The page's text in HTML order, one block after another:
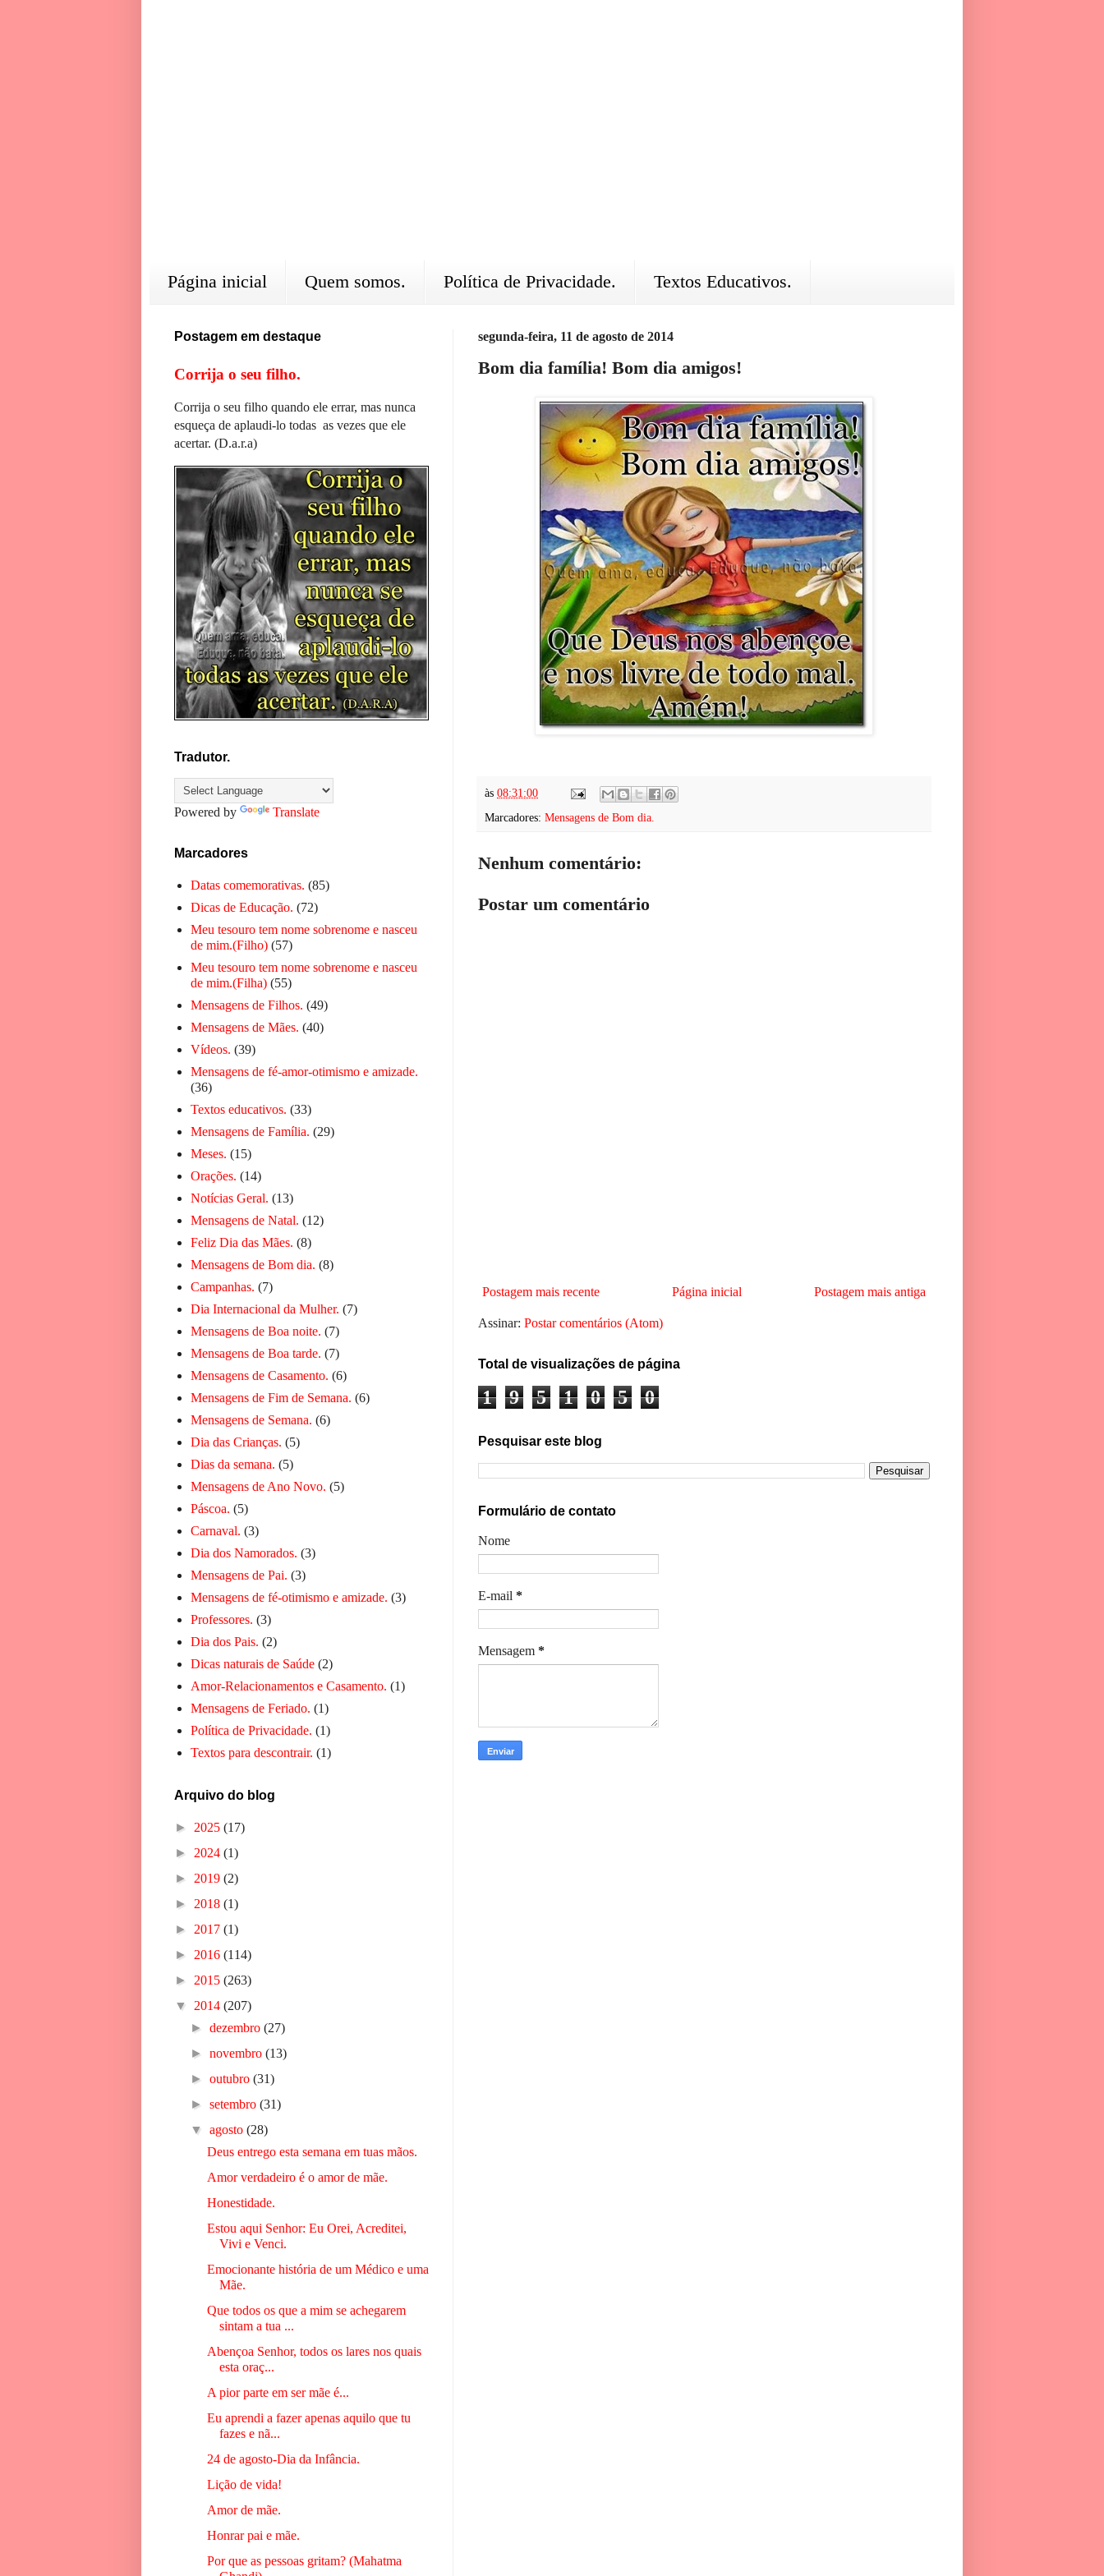
Página inicial Quem somos. Política de Privacidade. Textos Educativos.
segunda-feira, 11 de agosto de 2014
Bom dia família! Bom dia amigos!
às 08:31:00
Marcadores: Mensagens de Bom dia.
Nenhum comentário:
Postar um comentário
Postagem mais recente Postagem mais antiga
Página inicial
Assinar: Postar comentários (Atom)
Total de visualizações de página
1 9 5 1 0 5 0
Pesquisar este blog
Formulário de contato
Nome
E-mail *
Mensagem *
Postagem em destaque
Corrija o seu filho.
Corrija o seu filho quando ele errar, mas nunca
esqueça de aplaudi-lo todas as vezes que ele
acertar. (D.a.r.a)
Tradutor.
Powered by Translate
Marcadores
Datas comemorativas. (85)
Dicas de Educação. (72)
Meu tesouro tem nome sobrenome e nasceu
de mim.(Filho) (57)
Meu tesouro tem nome sobrenome e nasceu
de mim.(Filha) (55)
Mensagens de Filhos. (49)
Mensagens de Mães. (40)
Vídeos. (39)
Mensagens de fé-amor-otimismo e amizade.
(36)
Textos educativos. (33)
Mensagens de Família. (29)
Meses. (15)
Orações. (14)
Notícias Geral. (13)
Mensagens de Natal. (12)
Feliz Dia das Mães. (8)
Mensagens de Bom dia. (8)
Campanhas. (7)
Dia Internacional da Mulher. (7)
Mensagens de Boa noite. (7)
Mensagens de Boa tarde. (7)
Mensagens de Casamento. (6)
Mensagens de Fim de Semana. (6)
Mensagens de Semana. (6)
Dia das Crianças. (5)
Dias da semana. (5)
Mensagens de Ano Novo. (5)
Páscoa. (5)
Carnaval. (3)
Dia dos Namorados. (3)
Mensagens de Pai. (3)
Mensagens de fé-otimismo e amizade. (3)
Professores. (3)
Dia dos Pais. (2)
Dicas naturais de Saúde (2)
Amor-Relacionamentos e Casamento. (1)
Mensagens de Feriado. (1)
Política de Privacidade. (1)
Textos para descontrair. (1)
Arquivo do blog
► 2025 (17)
► 2024 (1)
► 2019 (2)
► 2018 (1)
► 2017 (1)
► 2016 (114)
► 2015 (263)
▼ 2014 (207)
►dezembro(27)
►novembro(13)
►outubro(31)
►setembro(31)
▼agosto(28)
Deus entrego esta semana em tuas mãos.
Amor verdadeiro é o amor de mãe.
Honestidade.
Estou aqui Senhor: Eu Orei, Acreditei,
Vivi e Venci.
Emocionante história de um Médico e uma
Mãe.
Que todos os que a mim se achegarem
sintam a tua ...
Abençoa Senhor, todos os lares nos quais
esta oraç...
A pior parte em ser mãe é...
Eu aprendi a fazer apenas aquilo que tu
fazes e nã...
24 de agosto-Dia da Infância.
Lição de vida!
Amor de mãe.
Honrar pai e mãe.
Por que as pessoas gritam? (Mahatma